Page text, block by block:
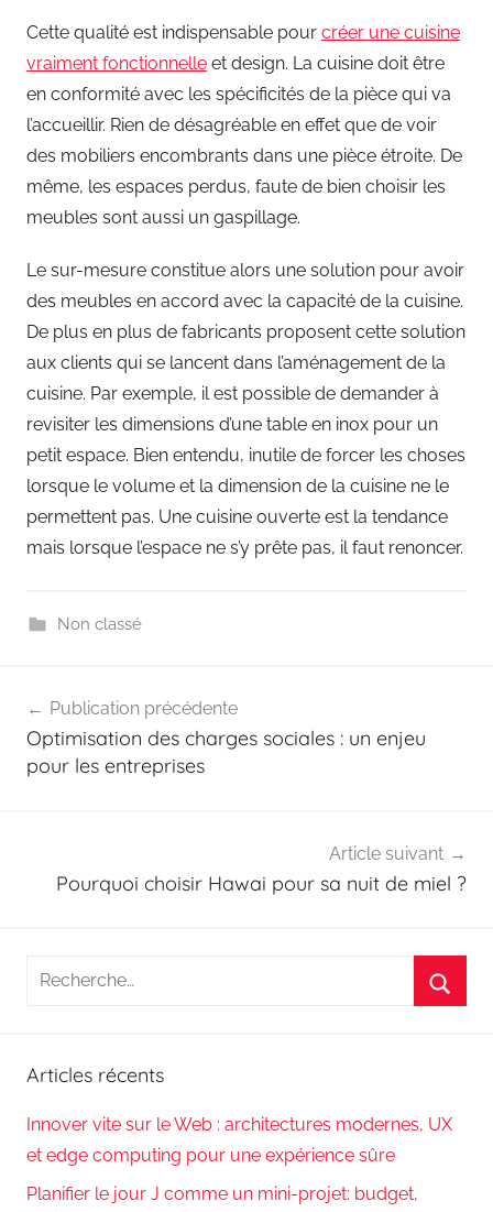
Cette qualité est indispensable pour créer une cuisine
vraiment fonctionnelle et design. La cuisine doit être
en conformité avec les spécificités de la pièce qui va
l’accueillir. Rien de désagréable en effet que de voir
des mobiliers encombrants dans une pièce étroite. De
même, les espaces perdus, faute de bien choisir les
meubles sont aussi un gaspillage.
Le sur-mesure constitue alors une solution pour avoir
des meubles en accord avec la capacité de la cuisine.
De plus en plus de fabricants proposent cette solution
aux clients qui se lancent dans l’aménagement de la
cuisine. Par exemple, il est possible de demander à
revisiter les dimensions d’une table en inox pour un
petit espace. Bien entendu, inutile de forcer les choses
lorsque le volume et la dimension de la cuisine ne le
permettent pas. Une cuisine ouverte est la tendance
mais lorsque l’espace ne s’y prête pas, il faut renoncer.
Non classé
de
l’article
Publication précédente
Optimisation des charges sociales : un enjeu
pour les entreprises
Article suivant
Pourquoi choisir Hawai pour sa nuit de miel ?
Recherche
Articles récents
Innover vite sur le Web : architectures modernes, UX
et edge computing pour une expérience sûre
Planifier le jour J comme un mini-projet: budget,